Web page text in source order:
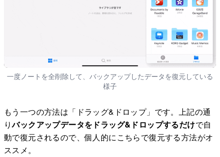
一度ノートを全削除して、バックアップしたデータを復元している
様子
もう一つの方法は「ドラッグ&ドロップ」です。上記の通
りバックアップデータをドラッグ&ドロップするだけで自
動で復元されるので、個人的にこちらで復元する方法がオ
ススメ。